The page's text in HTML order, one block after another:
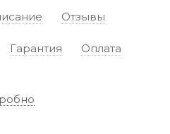
Отзывы
Гарантия Оплата